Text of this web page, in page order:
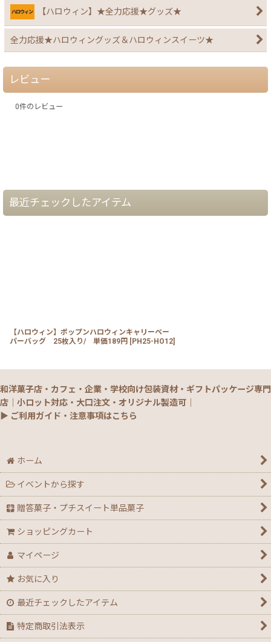
【ハロウィン】★全力応援★グッズ★
全力応援★ハロウィングッズ＆ハロウィンスイーツ★
レビュー
0件のレビュー
最近チェックしたアイテム
【ハロウィン】ポップンハロウィンキャリーペー
パーバッグ 25枚入り/ 単価189円 [PH25-HO12]
和洋菓子店・カフェ・企業・学校向け包装資材・ギフトパッケージ専門
店｜小ロット対応・大口注文・オリジナル製造可｜
▶ ご利用ガイド・注意事項はこちら
ホーム
イベントから探す
贈答菓子・プチスイート単品菓子
ショッピングカート
マイページ
お気に入り
最近チェックしたアイテム
特定商取引法表示